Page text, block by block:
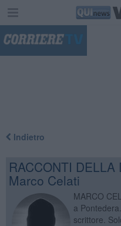
Indietro
RACCONTI
Marco Celati
MARCO
a
scrittore.